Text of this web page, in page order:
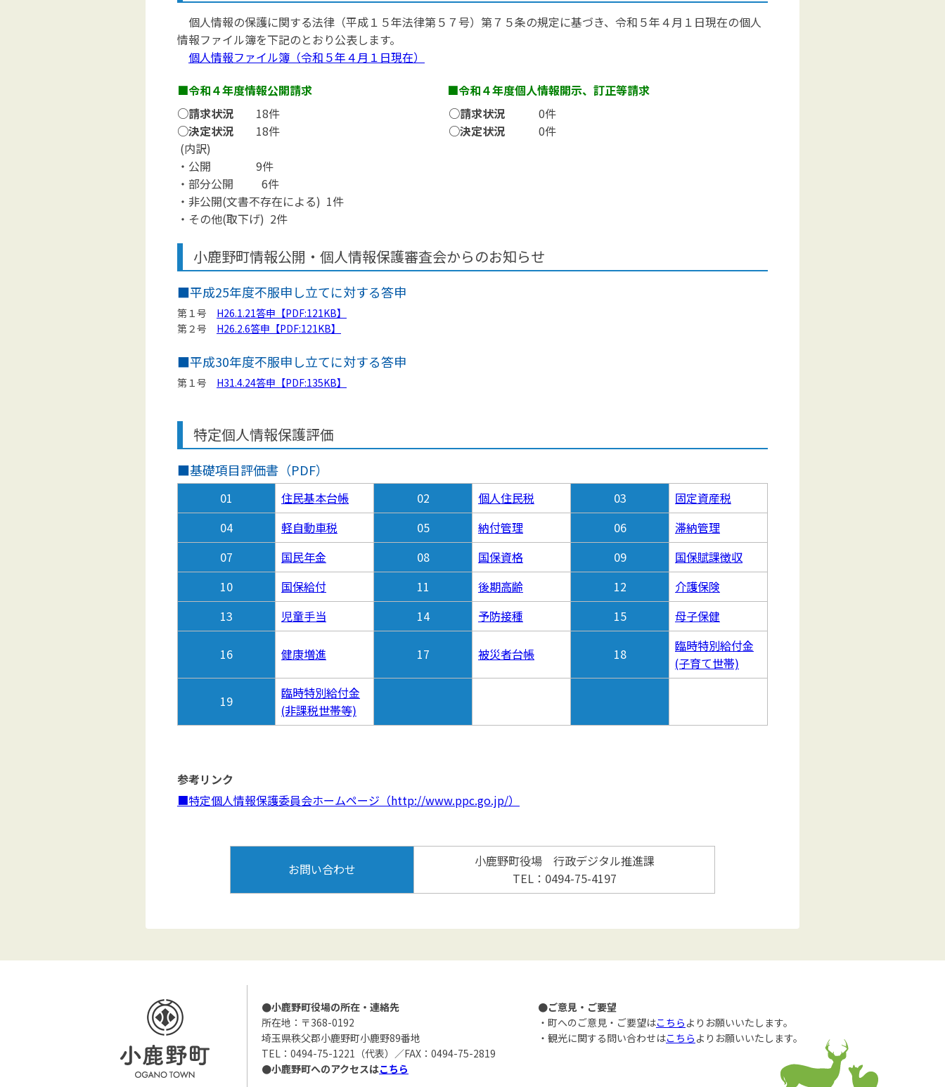
個人情報の保護に関する法律（平成１５年法律第５７号）第７５条の規定に基づき、令和５年４月１日現在の個人
情報ファイル簿を下記のとおり公表します。
個人情報ファイル簿（令和５年４月１日現在）
■令和４年度情報公開請求 ■令和４年度個人情報開示、訂正等請求
○請求状況 18件 ○請求状況 0件
○決定状況 18件 ○決定状況 0件
(内訳)
・公開 9件
・部分公開 6件
・非公開(文書不存在による) 1件
・その他(取下げ) 2件
小鹿野町情報公開・個人情報保護審査会からのお知らせ
■平成25年度不服申し立てに対する答申
第１号 H26.1.21答申【PDF:121KB】
第２号 H26.2.6答申【PDF:121KB】
■平成30年度不服申し立てに対する答申
第１号 H31.4.24答申【PDF:135KB】
特定個人情報保護評価
■基礎項目評価書（PDF）
01 住民基本台帳 02 個人住民税 03
固定資産税
04
軽自動車税 05 納付管理 06
滞納管理
07
国民年金 08 国保資格 09
国保賦課徴収
10
国保給付 11 後期高齢 12
介護保険
13
児童手当 14 予防接種 15 母子保健
16 健康増進 17 被災者台帳 18
臨時特別給付金
(子育て世帯)
19
臨時特別給付金
(非課税世帯等)
参考リンク
■特定個人情報保護委員会ホームページ（http://www.ppc.go.jp/）
お問い合わせ
小鹿野町役場 行政デジタル推進課
TEL：0494-75-4197
●小鹿野町役場の所在・連絡先
所在地：〒368-0192
埼玉県秩父郡小鹿野町小鹿野89番地
TEL：0494-75-1221（代表）／FAX：0494-75-2819
●小鹿野町へのアクセスはこちら
●ご意見・ご要望
・町へのご意見・ご要望はこちら よりお願いいたします。
・観光に関する問い合わせはこちら よりお願いいたします。